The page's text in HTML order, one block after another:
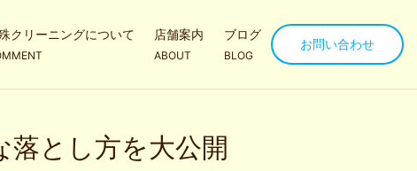
クリーニングについて 店舗案内
ABOUT
ブログ
BLOG
お問い合わせ
落とし方を大公開